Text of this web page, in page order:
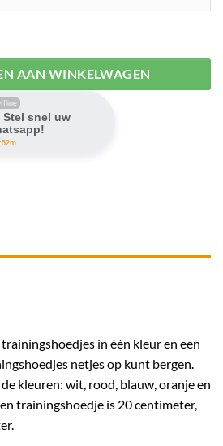
AAN WINKELWAGEN
snel uw
in één kleur en een
netjes op kunt bergen.
kleuren: wit, rood, blauw, oranje en
trainingshoedje is 20 centimeter,